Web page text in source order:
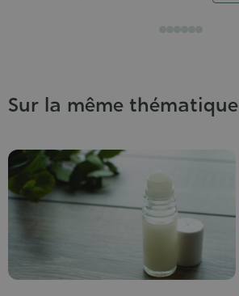
Sur la même thématique